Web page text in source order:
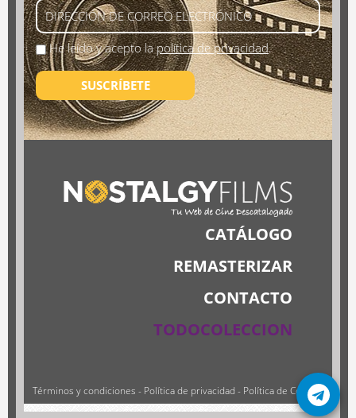
He leído y acepto lapolítica de privacidad.
SUSCRÍBETE
CATÁLOGO
REMASTERIZAR
CONTACTO
TODOCOLECCION
Términos y condiciones - Política de privacidad - Política de Cookies